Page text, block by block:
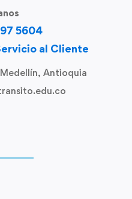
5604
al Cliente
Antioquia